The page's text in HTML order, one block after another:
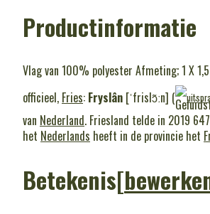
Productinformatie
Vlag van 100% polyester Afmeting; 1 X
officieel, Fries: Fryslân [ˈfrislɔ̃ːn] (
van Nederland. Friesland telde in 2019
het Nederlands heeft in de provincie het
Betekenis[